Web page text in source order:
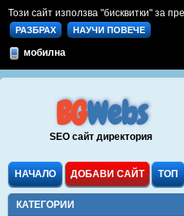
Този сайт използва "бисквитки" за
РАЗБРАХ НАУЧИ ПОВЕЧЕ
мобилна
BGWebs
SEO сайт директория
НАЧАЛО ДОБАВИ САЙТ ТОП
КАТЕГОРИИ